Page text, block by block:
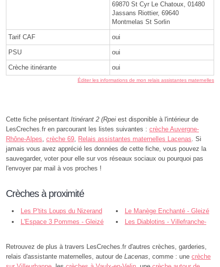
69870 St Cyr Le Chatoux, 01480
Jassans Riottier, 69640
Montmelas St Sorlin
Tarif CAF oui
PSU oui
Crèche itinérante oui
Éditer les informations de mon relais assistantes maternelles
Cette fiche présentant Itinérant 2 (Rpei est disponible à l'intérieur de
LesCreches.fr en parcourant les listes suivantes : crèche Auvergne-
Rhône-Alpes, crèche 69, Relais assistantes maternelles Lacenas. Si
jamais vous avez apprécié les données de cette fiche, vous pouvez la
sauvegarder, voter pour elle sur vos réseaux sociaux ou pourquoi pas
l'envoyer par mail à vos proches !
Crèches à proximité
Les P'tits Loups du Nizerand
Morgon - Cogny
Le Manège Enchanté - Gleizé
L'Espace 3 Pommes - Gleizé
Les Diablotins - Villefranche-
Retrouvez de plus à travers LesCreches.fr d'autres crèches, garderies,
relais d'assistante maternelles, autour de Lacenas, comme : une crèche